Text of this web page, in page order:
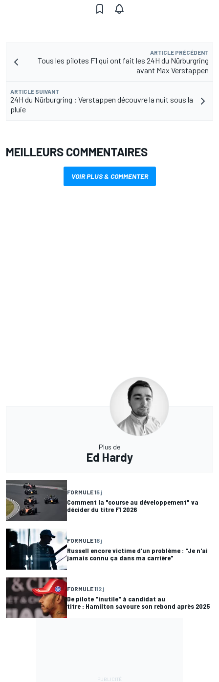
ARTICLE PRÉCÉDENT
Tous les pilotes F1 qui ont fait les 24H du Nürburgring
avant Max Verstappen
ARTICLE SUIVANT
24H du Nürburgring : Verstappen découvre la nuit sous la
pluie
MEILLEURS COMMENTAIRES
VOIR PLUS & COMMENTER
Plus de
Ed Hardy
FORMULE 15 j
Comment la "course au développement" va
décider du titre F1 2026
FORMULE 18 j
Russell encore victime d'un problème : "Je n'ai
jamais connu ça dans ma carrière"
FORMULE 112 j
De pilote "inutile" à candidat au
titre : Hamilton savoure son rebond après 2025